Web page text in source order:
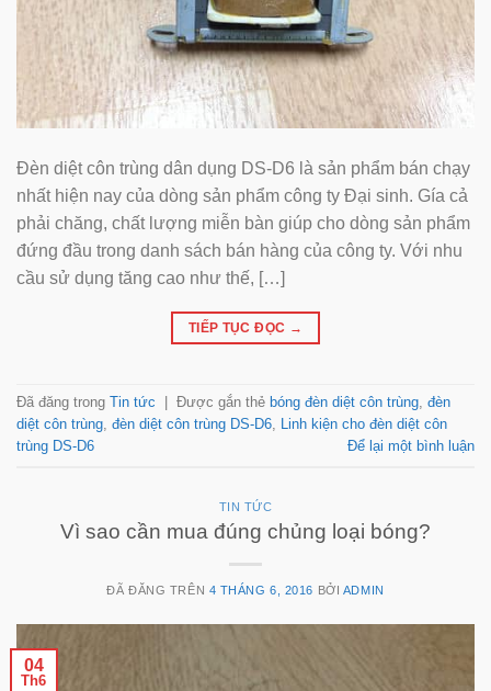
Đèn diệt côn trùng dân dụng DS-D6 là sản phẩm bán chạy
nhất hiện nay của dòng sản phẩm công ty Đại sinh. Gía cả
phải chăng, chất lượng miễn bàn giúp cho dòng sản phẩm
đứng đầu trong danh sách bán hàng của công ty. Với nhu
cầu sử dụng tăng cao như thế, […]
TIẾP TỤC ĐỌC →
Đã đăng trong Tin tức Được gắn thẻ bóng đèn diệt côn trùng, đèn
diệt côn trùng, đèn diệt côn trùng DS-D6, Linh kiện cho đèn diệt côn
trùng DS-D6
Để lại một bình luận
TIN TỨC
Vì sao cần mua đúng chủng loại bóng?
ĐÃ ĐĂNG TRÊN 4 THÁNG 6, 2016 BỞI ADMIN
04
Th6